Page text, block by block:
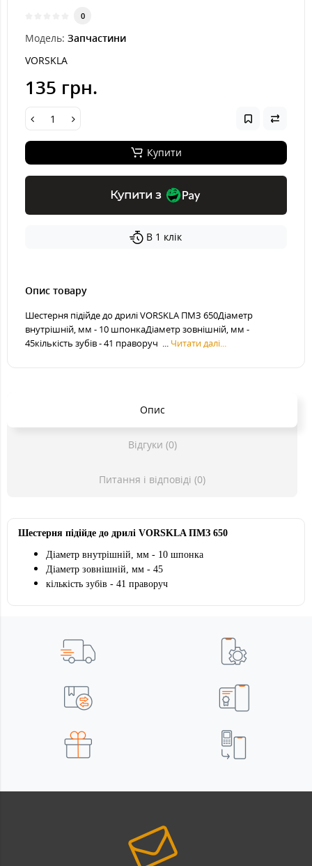
0
Модель: Запчастини
VORSKLA
135 грн.
Купити
Купити з
В 1 клік
Опис товару
Шестерня підійде до дрилі VORSKLA ПМЗ 650Діаметр
внутрішній, мм - 10 шпонкаДіаметр зовнішній, мм -
45кількість зубів - 41 праворуч ... Читати далі...
Опис
Відгуки (0)
Питання і відповіді (0)
Шестерня підійде до дрилі VORSKLA ПМЗ 650
Діаметр внутрішній, мм - 10 шпонка
Діаметр зовнішній, мм - 45
кількість зубів - 41 праворуч